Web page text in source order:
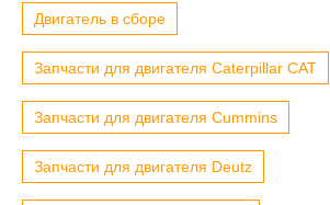
Двигатель в сборе
Запчасти для двигателя Caterpillar CAT
Запчасти для двигателя Cummins
Запчасти для двигателя Deutz